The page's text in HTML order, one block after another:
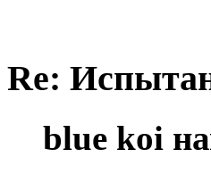
Re:
blue koi